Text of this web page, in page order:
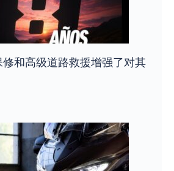
和高级道路救援增强了对其